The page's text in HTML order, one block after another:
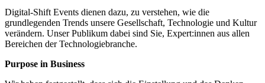
Digital-Shift Events dienen dazu, zu verstehen, wie die
grundlegenden Trends unsere Gesellschaft, Technologie und Kultur
verändern. Unser Publikum dabei sind Sie, Expert:innen aus allen
Bereichen der Technologiebranche.
Purpose in Business